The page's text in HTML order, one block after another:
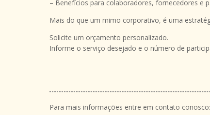
– Benefícios para colaboradores, fornecedores e
Mais do que um mimo corporativo, é uma
Solicite um orçamento personalizado.
Informe o serviço desejado e o número de
Para mais informações entre em contato conosco: